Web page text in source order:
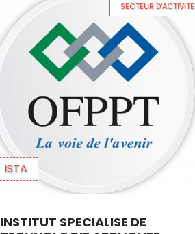
ISTA
SECTEUR D'ACTIVITE
INSTITUT SPECIALISE DE